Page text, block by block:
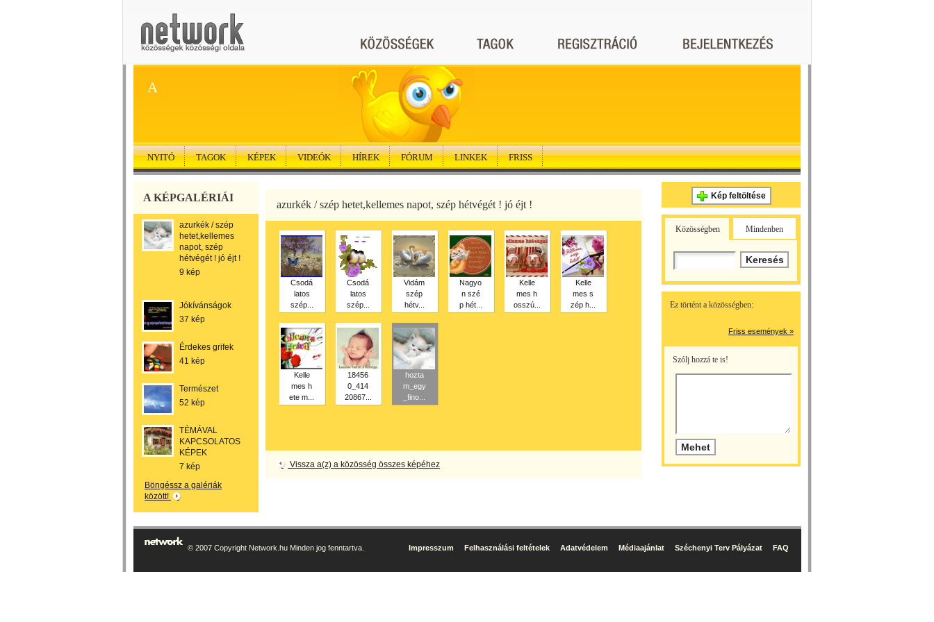
A
NYITÓ TAGOK KÉPEK VIDEÓK HÍREK FÓRUM LINKEK FRISS
A KÉPGALÉRIÁI
azurkék / szép
hetet,kellemes
napot, szép
hétvégét ! jó éjt !
9 kép
Jókívánságok
37 kép
Érdekes grifek
41 kép
Természet
52 kép
TÉMÁVAL
KAPCSOLATOS
KÉPEK
7 kép
Böngéssz a galériák
között!
azurkék / szép hetet,kellemes napot, szép hétvégét ! jó éjt !
Csodá
latos
szép...
Csodá
latos
szép...
Vidám
szép
hétv...
Nagyo
n szé
p hét...
Kelle
mes h
osszú...
Kelle
mes s
zép h...
Kelle
mes h
ete m...
18456
0_414
20867...
hozta
m_egy
_fino...
Vissza a(z) a közösség összes képéhez
Kép feltöltése
Közösségben Mindenben
Ez történt a közösségben:
Friss események »
Szólj hozzá te is!
© 2007 Copyright Network.hu Minden jog fenntartva. Impresszum Felhasználási feltételek Adatvédelem Médiaajánlat Széchenyi Terv Pályázat FAQ